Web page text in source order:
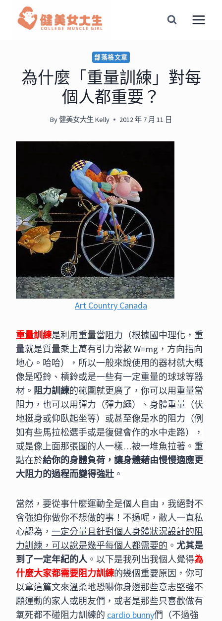
部落格文章
為什麼「重量訓練」對每
個人都重要？
By健美女大生 Kelly 2012 年 7 月 11 日
Art Country Canada
重量訓練是利用重量當阻力 （根據國中理化，重
量就是質量乘上萬有引力常數 W=mg，方向指向
地心。哈哈），所以一般來說使用的器材就大概
像是啞鈴、槓鈴或是一些有一定重量的球球等器
材。 阻力訓練的範圍就更廣了，你可以用重量當
阻力，也可以用彈力（彈力繩）、身體重量（伏
地挺身或仰臥起坐等）或甚至像是水的阻力（例
如有些馬拉松選手或是復健會作的水中走路），
或是像上面那張圖的人一樣…被一堆魚拉著。重
點在於給你的身體負荷，讓身體藉由慢慢適應更
大阻力的過程而變得強壯 。
當然，要從事什麼運動全是個人自由，我絕對不
會強迫你做你不想做的事！不過呢，敝人一直私
心認為， 一定分量且針對個人身體狀況設計的阻
力訓練，可以說是幾乎每個人都需要的 。 尤其是
到了一定年紀的人。以下是我列出我個人覺得為
什麼大家都需要阻力訓練的幾個重要原因，你可
以拿這篇文來溫柔地恐嚇你身邊那些意志堅強不
願運動的家人或朋友們，或者是那些只喜歡做有
氧死都不碰阻力訓練的 cardio bunny們（不過強